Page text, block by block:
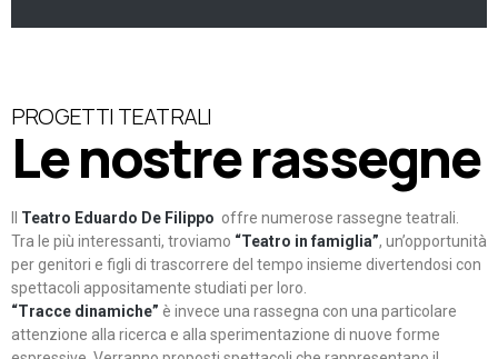
PROGETTI TEATRALI
Le nostre rassegne
Teatro Eduardo De Filippo offre numerose rassegne teatrali.
Tra le più interessanti, troviamo “Teatro in famiglia”, un’opportunità
per genitori e figli di trascorrere del tempo insieme divertendosi con
spettacoli appositamente studiati per loro.
“Tracce dinamiche” è invece una rassegna con una particolare
attenzione alla ricerca e alla sperimentazione di nuove forme